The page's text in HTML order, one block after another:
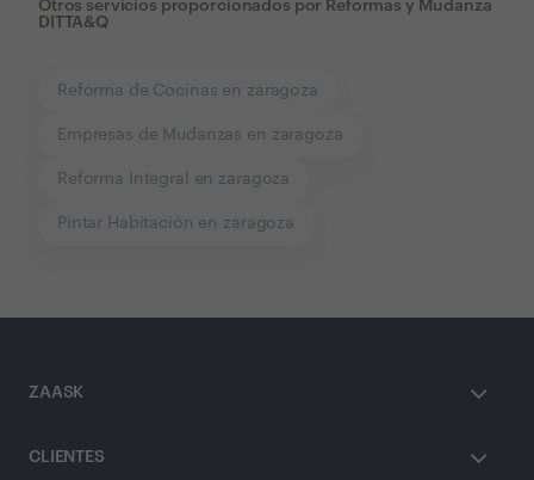
Otros servicios proporcionados por Reformas y Mudanza
DITTA&Q
Reforma de Cocinas en zaragoza
Empresas de Mudanzas en zaragoza
Reforma Integral en zaragoza
Pintar Habitación en zaragoza
ZAASK
CLIENTES